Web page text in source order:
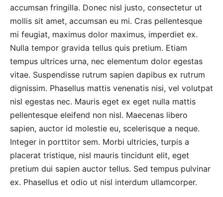
accumsan fringilla. Donec nisl justo, consectetur ut
mollis sit amet, accumsan eu mi. Cras pellentesque
mi feugiat, maximus dolor maximus, imperdiet ex.
Nulla tempor gravida tellus quis pretium. Etiam
tempus ultrices urna, nec elementum dolor egestas
vitae. Suspendisse rutrum sapien dapibus ex rutrum
dignissim. Phasellus mattis venenatis nisi, vel volutpat
nisl egestas nec. Mauris eget ex eget nulla mattis
pellentesque eleifend non nisl. Maecenas libero
sapien, auctor id molestie eu, scelerisque a neque.
Integer in porttitor sem. Morbi ultricies, turpis a
placerat tristique, nisl mauris tincidunt elit, eget
pretium dui sapien auctor tellus. Sed tempus pulvinar
ex. Phasellus et odio ut nisl interdum ullamcorper.